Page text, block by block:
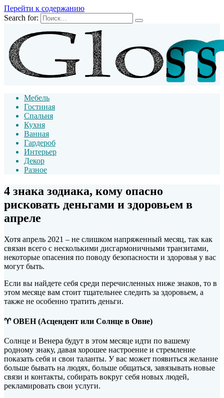
Перейти к содержанию
Search for:
Мебель
Гостиная
Спальня
Кухня
Ванная
Гардероб
Интерьер
Декор
Разное
4 знака зодиака, кому опасно
рисковать деньгами и здоровьем в
апреле
Хотя апрель 2021 – не слишком напряженный месяц, так как
связан всего с несколькими дисгармоничными транзитами,
некоторые опасения по поводу безопасности и здоровья у вас
могут быть.
Если вы найдете себя среди перечисленных ниже знаков, то в
этом месяце вам стоит тщательнее следить за здоровьем, а
также не особенно тратить деньги.
♈ ОВЕН (Асцендент или Солнце в Овне)
Солнце и Венера будут в этом месяце идти по вашему
родному знаку, давая хорошее настроение и стремление
показать себя и свои таланты. У вас может появиться желание
больше бывать на людях, больше общаться, завязывать новые
связи и контакты, собирать вокруг себя новых людей,
рекламировать свои услуги.